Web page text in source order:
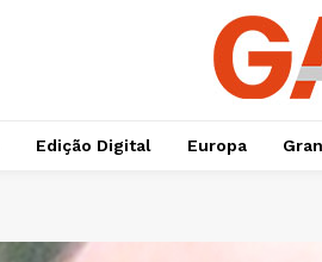
Edição Digital Europa